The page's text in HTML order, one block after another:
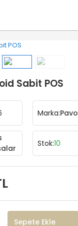
Sabit POS
Marka:Pavo
Stok:10
Sepete Ekle